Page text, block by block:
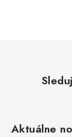
Aktuálne